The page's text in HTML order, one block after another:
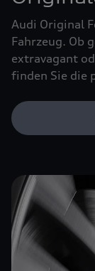
Audi Original
Fahrzeug. Ob
extravagant
finden Sie die